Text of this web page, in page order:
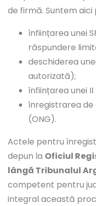
de firmă. Suntem
înființarea unei
răspundere
deschiderea
autorizată);
înființarea unei
înregistrarea
(ONG).
Actele pentru
depun la Oficiul
lângă Tribunalul
competent pentru
integral această